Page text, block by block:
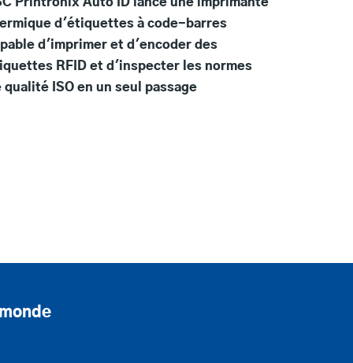
d'étiquettes à code-barres
d'imprimer et d'encoder des
RFID et d'inspecter les normes
qualité ISO en un seul passage